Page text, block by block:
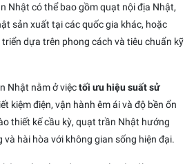
Nhật có thể bao gồm quạt nội địa Nhật,
sản xuất tại các quốc gia khác, hoặc
dựa trên phong cách và tiêu chuẩn kỹ
Nhật nằm ở việctối ưu hiệu suất sử
kiệm điện, vận hành êm ái và độ bền ổn
thiết kế cầu kỳ, quạt trần Nhật hướng
hài hòa với không gian sống hiện đại.